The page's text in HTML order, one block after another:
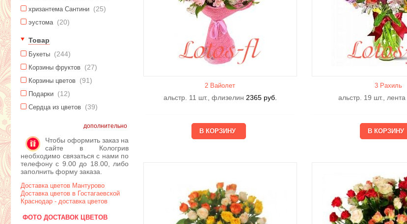
хризантема Сантини (25)
эустома (20)
Товар
Букеты (244)
Корзины фруктов (27)
Корзины цветов (91)
Подарки (12)
Сердца из цветов (39)
дополнительно
Чтобы оформить заказ на
сайте в Кологрив
необходимо связаться с нами по
телефону с 9.00 до 18.00, либо
заполнить форму заказа.
Доставка цветов Мантурово
Доставка цветов в Гостагаевской
Краснодар - доставка цветов
ФОТО ДОСТАВОК ЦВЕТОВ
2 Вайолет
альстр. 11 шт., флизелин 2365 руб.
3 Рахиль
альстр. 19 шт., лента